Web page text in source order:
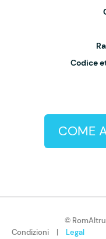
Codice
COME
©
Condizioni
| Legal